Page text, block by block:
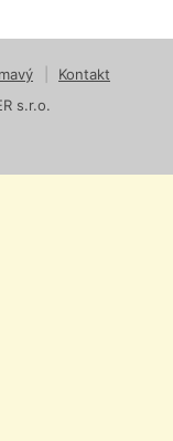
Kontakt
s.r.o.